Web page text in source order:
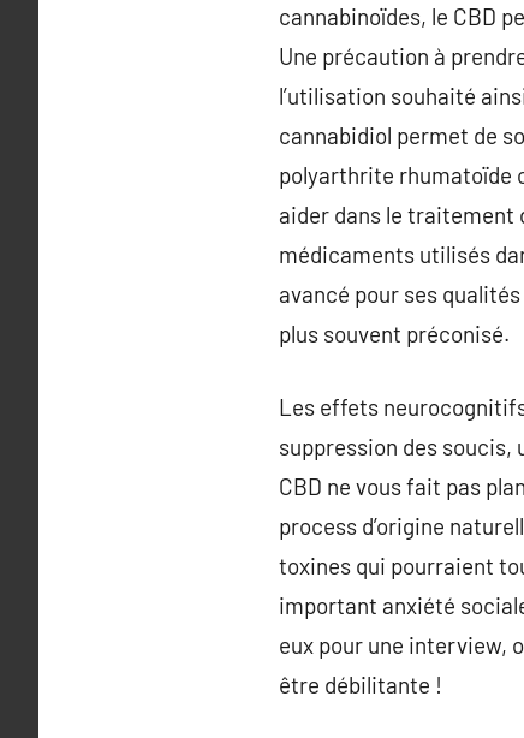
cannabinoïdes, le CBD
Une précaution à
l’utilisation souhaité
cannabidiol permet de
polyarthrite rhumatoïde
aider dans le traitement
médicaments utilisés
avancé pour ses
plus souvent préconisé.
Les effets
suppression des soucis,
CBD ne vous fait pas
process d’origine
toxines qui pourraient
important anxiété
eux pour une interview,
être débilitante !